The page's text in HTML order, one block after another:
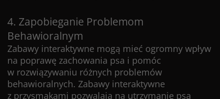
4. Zapobieganie Problemom
Behawioralnym
Zabawy interaktywne mogą mieć ogromny wpływ
na poprawę zachowania psa i pomóc
w rozwiązywaniu różnych problemów
behawioralnych. Zabawy interaktywne
z przysmakami pozwalają na utrzymanie psa